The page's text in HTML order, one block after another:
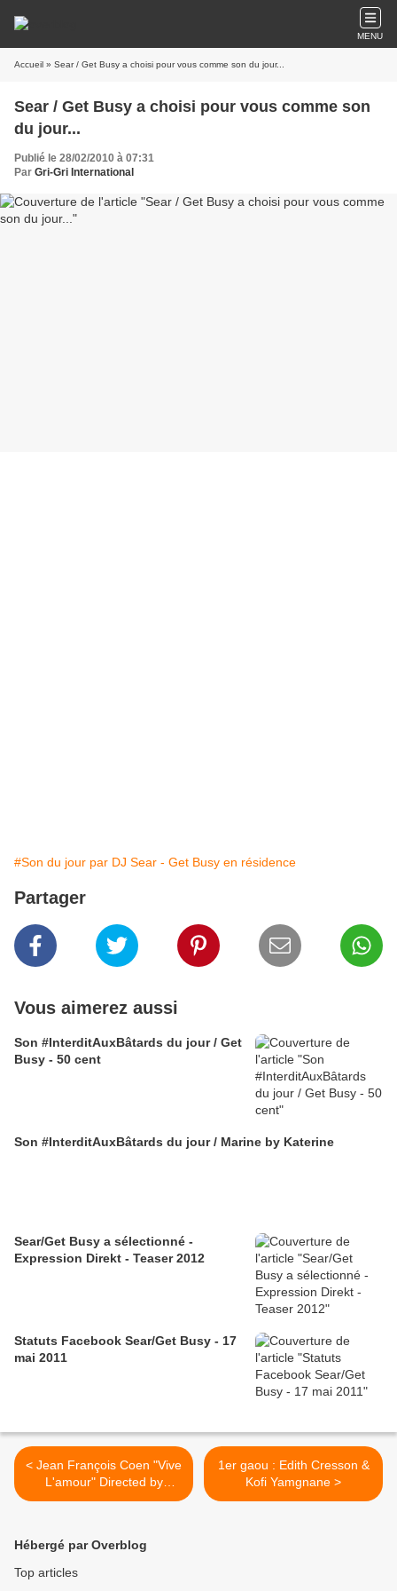
MENU
Accueil » Sear / Get Busy a choisi pour vous comme son du jour...
Sear / Get Busy a choisi pour vous comme son
du jour...
Publié le 28/02/2010 à 07:31
Par Gri-Gri International
#Son du jour par DJ Sear - Get Busy en résidence
Partager
Vous aimerez aussi
Son #InterditAuxBâtards du jour / Get
Busy - 50 cent
Son #InterditAuxBâtards du jour / Marine by Katerine
Sear/Get Busy a sélectionné -
Expression Direkt - Teaser 2012
Statuts Facebook Sear/Get Busy - 17
mai 2011
< Jean François Coen "Vive
L'amour" Directed by
Fabien Dufils
1er gaou : Edith Cresson &
Kofi Yamgnane >
Hébergé par Overblog
Top articles